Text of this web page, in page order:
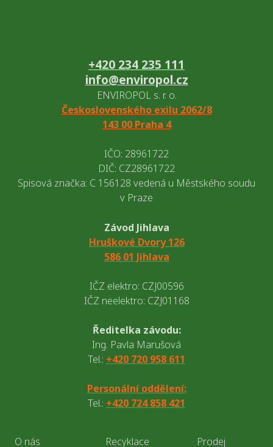
info@enviropol.cz
+420 234 235 111
ENVIROPOL s. r. o.
Československého exilu 2062/8
143 00 Praha 4
IČO: 28961722
DIČ: CZ28961722
Spisová značka: C 156128 vedená u Městského soudu
v Praze
Závod Jihlava
Hruškové Dvory 126
586 01 Jihlava
IČZ elektro: CZJ00596
IČZ neelektro: CZJ01168
Ředitelka závodu:
Ing. Pavla Marušová
Tel.: +420 720 958 611
Personální oddělení:
Tel.: +420 724 858 421
O nás Recyklace Prodej